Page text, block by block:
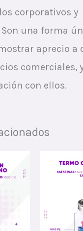
corporativos y
una forma
aprecio a
comerciales,
con ellos.